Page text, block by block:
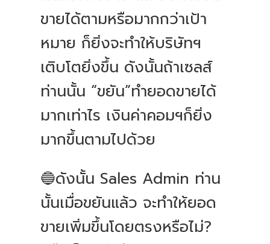
ขายได้ตามหรือมากกว่าเป้า
หมาย ก็ยิ่งจะทำให้บริษัทฯ
เติบโตยิ่งขึ้น ดังนั้นถ้าเซลส์
ท่านนั้น “ขยัน”ทำยอดขายได้
มากเท่าไร เงินค่าคอมฯก็ยิ่ง
มากขึ้นตามไปด้วย
🔵ดังนั้น Sales Admin ท่าน
นั้นเมื่อขยันแล้ว จะทำให้ยอด
ขายเพิ่มขึ้นโดยตรงหรือไม่?